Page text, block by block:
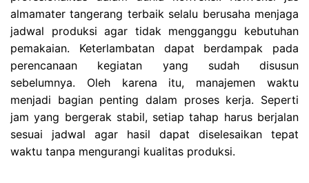
almamater tangerang terbaik selalu berusaha menjaga
jadwal produksi agar tidak mengganggu kebutuhan
pemakaian. Keterlambatan dapat berdampak pada
perencanaan kegiatan yang sudah disusun
sebelumnya. Oleh karena itu, manajemen waktu
menjadi bagian penting dalam proses kerja. Seperti
jam yang bergerak stabil, setiap tahap harus berjalan
sesuai jadwal agar hasil dapat diselesaikan tepat
waktu tanpa mengurangi kualitas produksi.